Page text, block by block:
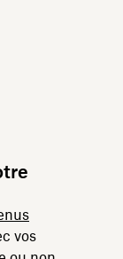
vos